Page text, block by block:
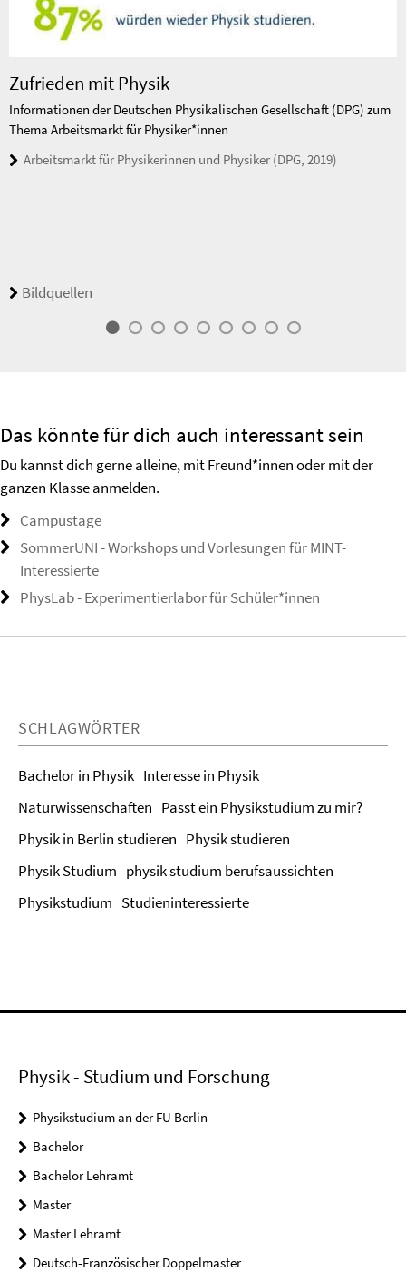
Zufrieden mit Physik
Informationen der Deutschen Physikalischen Gesellschaft (DPG) zum
Thema Arbeitsmarkt für Physiker*innen
Arbeitsmarkt für Physikerinnen und Physiker (DPG, 2019)
Bildquellen
Das könnte für dich auch interessant sein
Du kannst dich gerne alleine, mit Freund*innen oder mit der
ganzen Klasse anmelden.
Campustage
SommerUNI - Workshops und Vorlesungen für MINT-
Interessierte
PhysLab - Experimentierlabor für Schüler*innen
SCHLAGWÖRTER
Bachelor in Physik Interesse in Physik
Naturwissenschaften Passt ein Physikstudium zu mir?
Physik in Berlin studieren Physik studieren
Physik Studium physik studium berufsaussichten
Physikstudium Studieninteressierte
Physik - Studium und Forschung
Physikstudium an der FU Berlin
Bachelor
Bachelor Lehramt
Master
Master Lehramt
Deutsch-Französischer Doppelmaster